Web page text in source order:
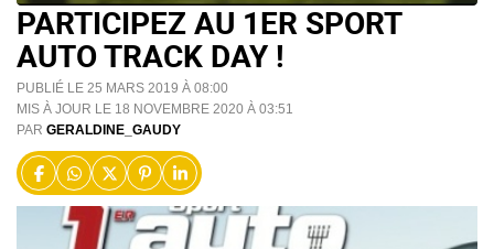
PARTICIPEZ AU 1ER SPORT
AUTO TRACK DAY !
PUBLIÉ LE 25 MARS 2019 À 08:00
MIS À JOUR LE 18 NOVEMBRE 2020 À 03:51
PAR GERALDINE_GAUDY